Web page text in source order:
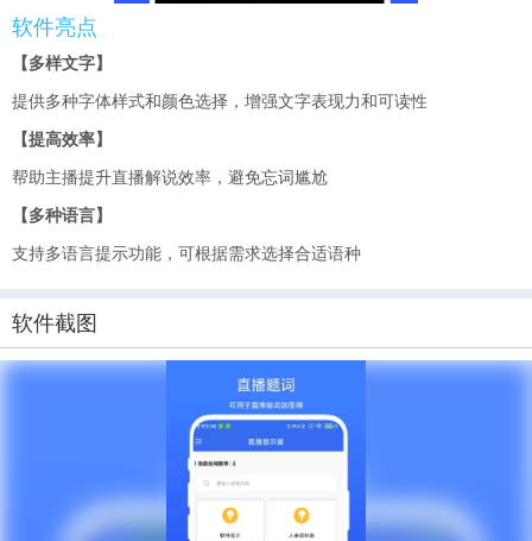
软件亮点
【多样文字】
提供多种字体样式和颜色选择，增强文字表现力和可读性
【提高效率】
帮助主播提升直播解说效率，避免忘词尴尬
【多种语言】
支持多语言提示功能，可根据需求选择合适语种
软件截图